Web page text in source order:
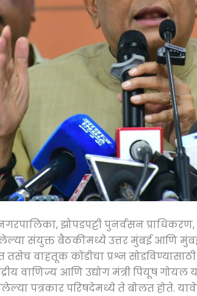
झोपडपट्टी पुनर्वसन
संयुक्त बैठकीमध्ये उत्तर मुंबई आणि
तसेच वाहतूक कोंडीचा प्रश्न
वाणिज्य आणि उद्योग मंत्री पियूष गोयल
पत्रकार परिषदेमध्ये ते बोलत होते.